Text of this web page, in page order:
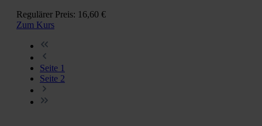
Regulärer Preis: 16,60 €
Zum Kurs
Seite 1
Seite 2